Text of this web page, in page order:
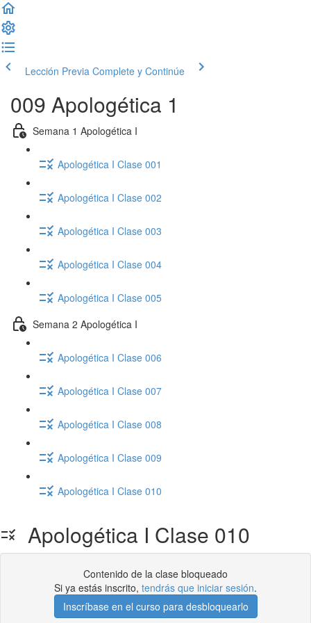
Lección Previa Complete y Continúe
009 Apologética 1
Semana 1 Apologética I
Apologética I Clase 001
Apologética I Clase 002
Apologética I Clase 003
Apologética I Clase 004
Apologética I Clase 005
Semana 2 Apologética I
Apologética I Clase 006
Apologética I Clase 007
Apologética I Clase 008
Apologética I Clase 009
Apologética I Clase 010
Apologética I Clase 010
Contenido de la clase bloqueado
Si ya estás inscrito, tendrás que iniciar sesión.
Inscríbase en el curso para desbloquearlo